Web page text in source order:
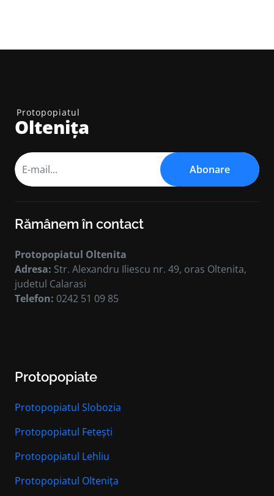
Protopopiatul
Oltenița
Abonare
Rămânem în contact
Protopopiatul Oltenita
Adresa: Str. Alexandru Iliescu nr. 49, oras Oltenita,
judetul Calarasi
Telefon: 0242 51 09 85
Protopopiate
Protopopiatul Slobozia
Protopopiatul Fetești
Protopopiatul Lehliu
Protopopiatul Oltenița